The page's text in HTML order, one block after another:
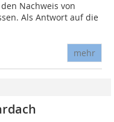
Nachweis von
Als Antwort auf die
mehr